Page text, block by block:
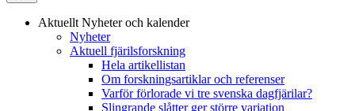
Aktuellt Nyheter och kalender
Nyheter
Aktuell fjärilsforskning
Hela artikellistan
Om forskningsartiklar och referenser
Varför förlorade vi tre svenska dagfjärilar?
Slingrande slåtter ger större variation